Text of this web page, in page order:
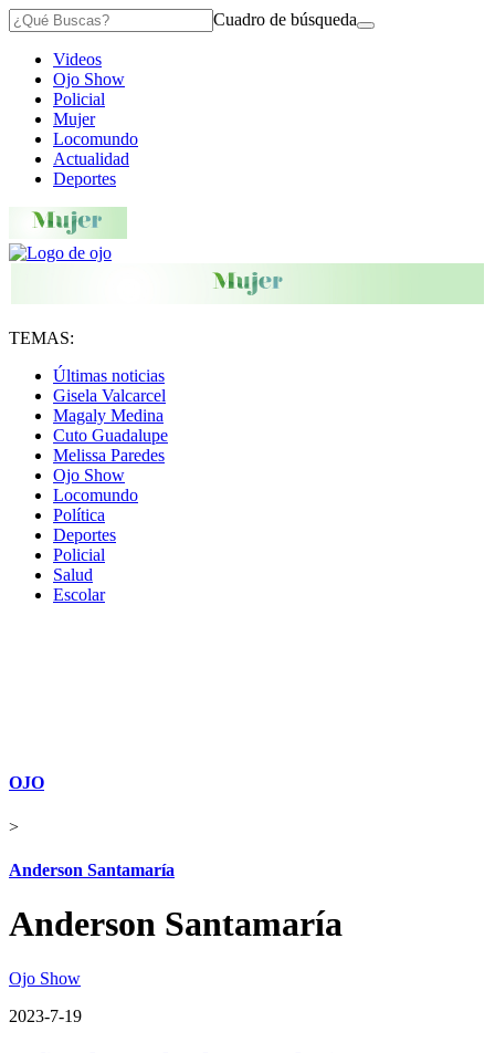
Cuadro de búsqueda
Videos
Ojo Show
Policial
Mujer
Locomundo
Actualidad
Deportes
TEMAS:
Últimas noticias
Gisela Valcarcel
Magaly Medina
Cuto Guadalupe
Melissa Paredes
Ojo Show
Locomundo
Política
Deportes
Policial
Salud
Escolar
OJO
>
Anderson Santamaría
Anderson Santamaría
Ojo Show
2023-7-19